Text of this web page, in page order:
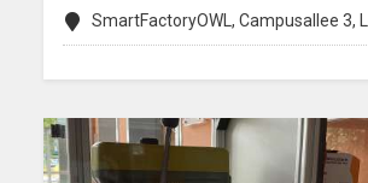
SmartFactoryOWL, Campusallee 3,